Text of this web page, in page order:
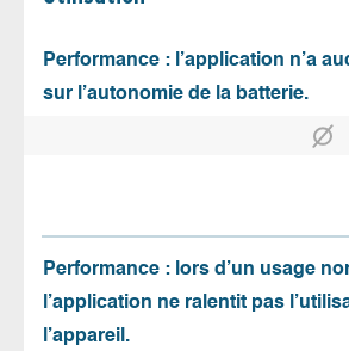
Performance : l’application n’a
sur l’autonomie de la batterie.
Performance : lors d’un usage
l’application ne ralentit pas
l’appareil.